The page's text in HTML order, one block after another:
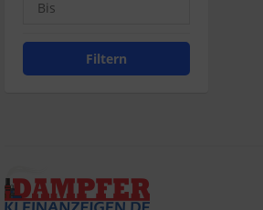
Filtern